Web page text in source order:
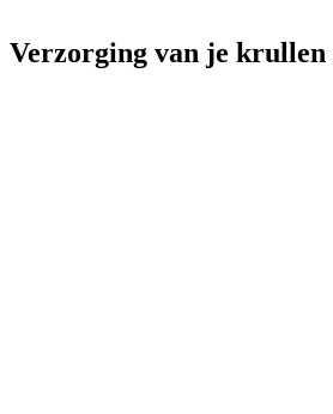
Verzorging van je krullen